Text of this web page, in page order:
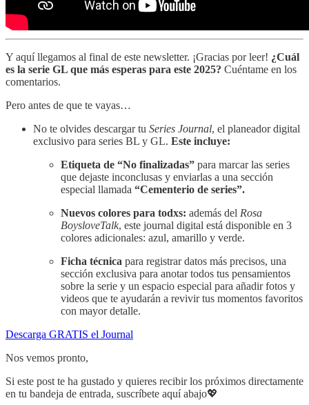
Y aquí llegamos al final de este newsletter. ¡Gracias por leer! ¿Cuál
es la serie GL que más esperas para este 2025? Cuéntame en los
comentarios.
Pero antes de que te vayas…
No te olvides descargar tu Series Journal, el planeador digital
exclusivo para series BL y GL. Este incluye:
Etiqueta de “No finalizadas” para marcar las series
que dejaste inconclusas y enviarlas a una sección
especial llamada “Cementerio de series”.
Nuevos colores para todxs: además del Rosa
BoysloveTalk, este journal digital está disponible en 3
colores adicionales: azul, amarillo y verde.
Ficha técnica para registrar datos más precisos, una
sección exclusiva para anotar todos tus pensamientos
sobre la serie y un espacio especial para añadir fotos y
videos que te ayudarán a revivir tus momentos favoritos
con mayor detalle.
Descarga GRATIS el Journal
Nos vemos pronto,
Si este post te ha gustado y quieres recibir los próximos directamente
en tu bandeja de entrada, suscríbete aquí abajo💖